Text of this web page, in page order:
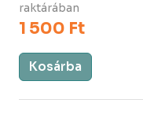
raktárában
1 500 Ft
Kosárba